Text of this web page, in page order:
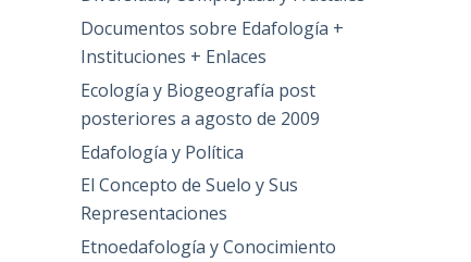
Documentos sobre Edafología +
Instituciones + Enlaces
Ecología y Biogeografía post
posteriores a agosto de 2009
Edafología y Política
El Concepto de Suelo y Sus
Representaciones
Etnoedafología y Conocimiento